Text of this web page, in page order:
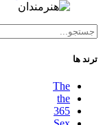
ترند ها
The
the
365